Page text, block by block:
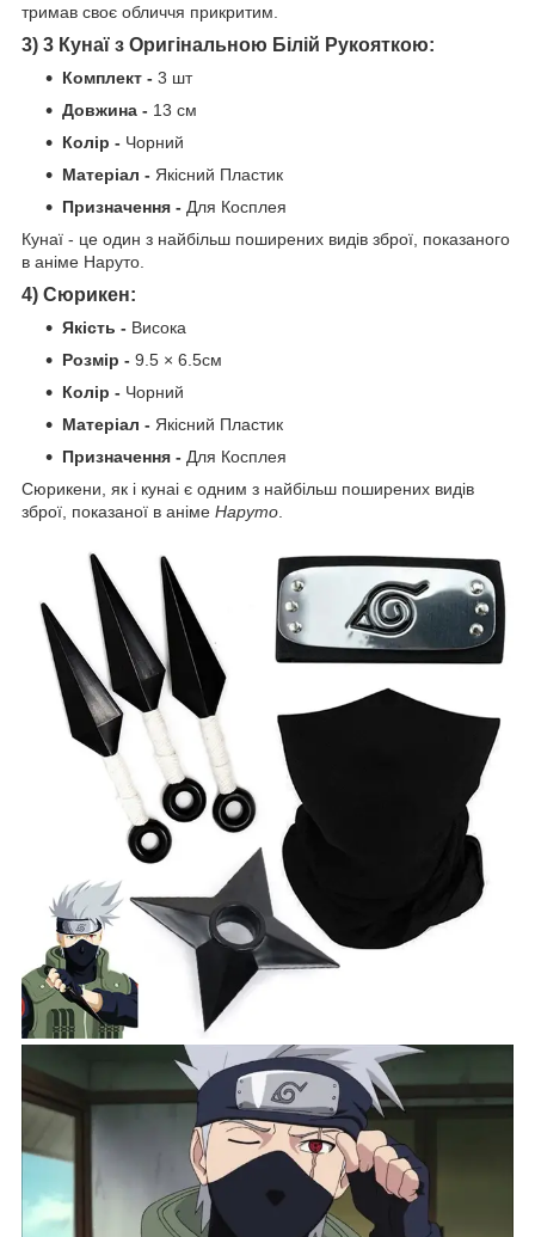
тримав своє обличчя прикритим.
3) 3 Кунаї з Оригінальною Білій Рукояткою:
Комплект - 3 шт
Довжина - 13 см
Колір - Чорний
Матеріал - Якісний Пластик
Призначення - Для Косплея
Кунаї - це один з найбільш поширених видів зброї, показаного
в аніме Наруто.
4) Сюрикен:
Якість - Висока
Розмір - 9.5 × 6.5см
Колір - Чорний
Матеріал - Якісний Пластик
Призначення - Для Косплея
Сюрикени, як і кунаі є одним з найбільш поширених видів
зброї, показаної в аніме Наруто